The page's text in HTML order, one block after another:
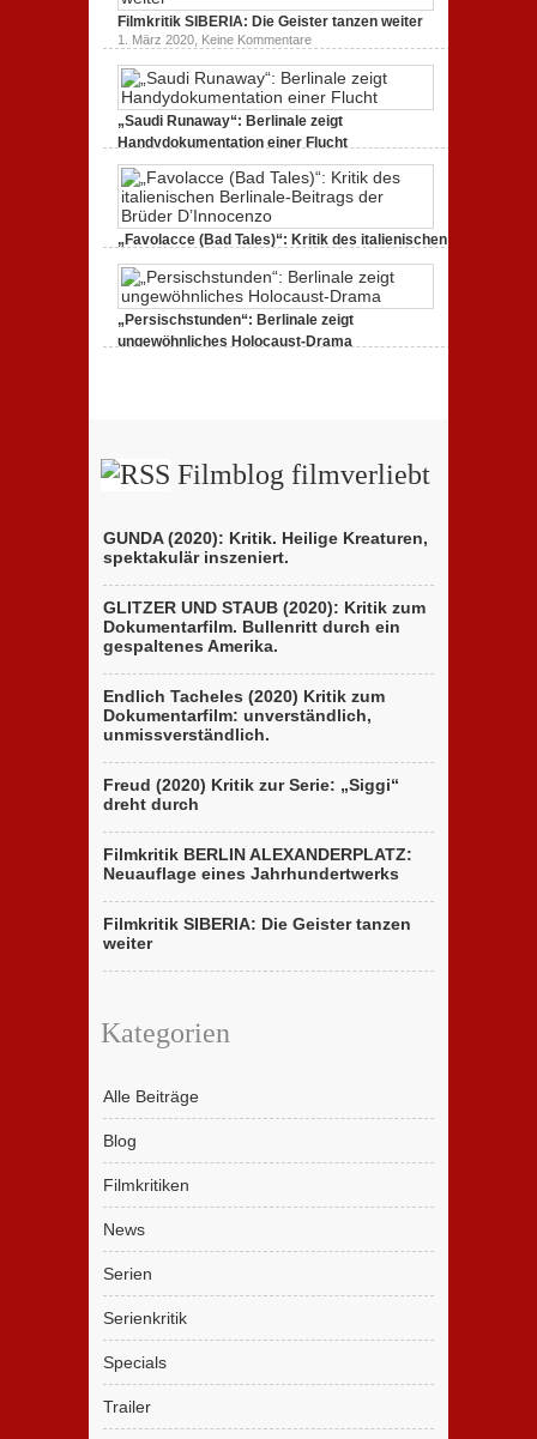
BERLIN
ALEXANDERPLATZ:
Neuauflage
eines
Jahrhundertwerks
Filmkritik SIBERIA: Die Geister tanzen weiter
1. März 2020, Keine Kommentarezu
Filmkritik
SIBERIA:
Die
Geister
tanzen
weiter
„Saudi Runaway“: Berlinale zeigt
Handydokumentation einer Flucht
„Saudi
Runaway“:
Berlinale
Handydokumentation
einer
„Favolacce (Bad Tales)“: Kritik des italienischen
Berlinale-Beitrags der Brüder D’Innocenzo
25. Februar 2020,Keine Kommentarezu
„Favolacce
(Bad
Tales)“:
Kritik
des
„Persischstunden“: Berlinale zeigt
ungewöhnliches Holocaust-Drama
Filmblog filmverliebt
GUNDA (2020): Kritik. Heilige Kreaturen,
spektakulär inszeniert.
GLITZER UND STAUB (2020): Kritik zum
Dokumentarfilm. Bullenritt durch ein
gespaltenes Amerika.
Endlich Tacheles (2020) Kritik zum
Dokumentarfilm: unverständlich,
unmissverständlich.
Freud (2020) Kritik zur Serie: „Siggi“
dreht durch
Filmkritik BERLIN ALEXANDERPLATZ:
Neuauflage eines Jahrhundertwerks
Filmkritik SIBERIA: Die Geister tanzen
weiter
Kategorien
Alle Beiträge
Blog
Filmkritiken
News
Serien
Serienkritik
Specials
Trailer